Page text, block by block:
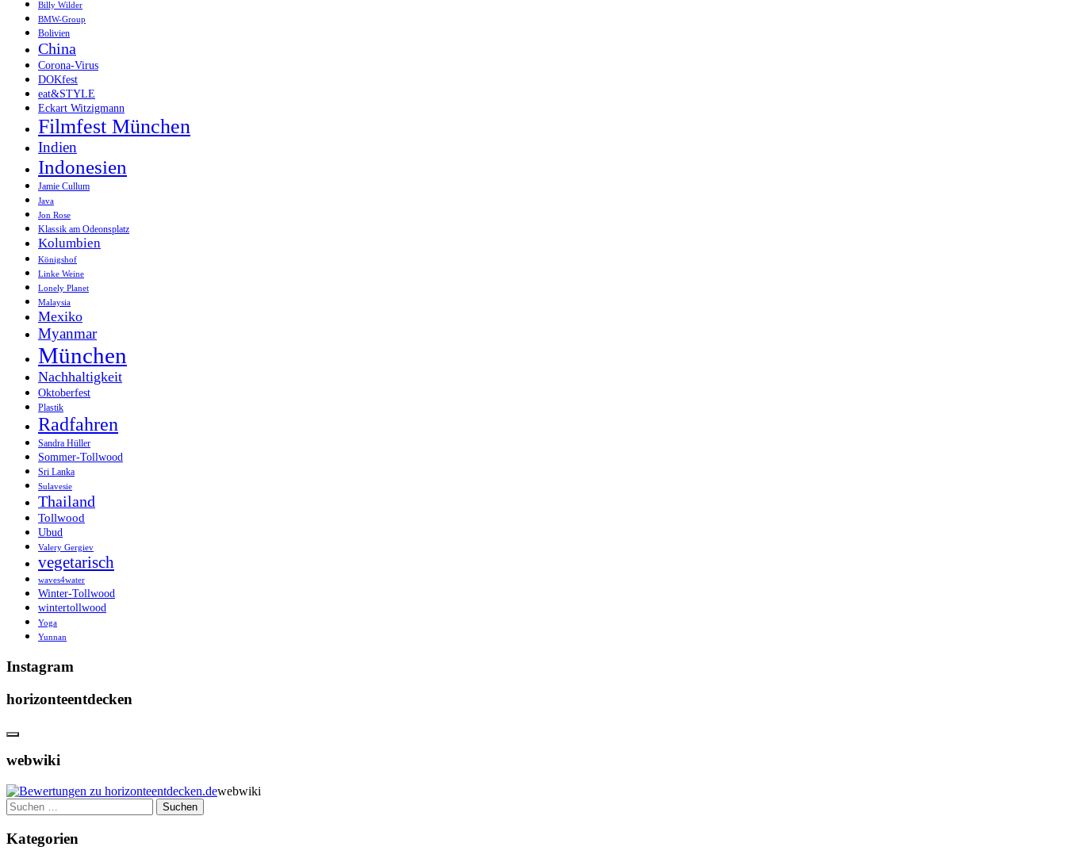
Billy Wilder
BMW-Group
Bolivien
China
Corona-Virus
DOKfest
eat&STYLE
Eckart Witzigmann
Filmfest München
Indien
Indonesien
Jamie Cullum
Java
Jon Rose
Klassik am Odeonsplatz
Kolumbien
Königshof
Linke Weine
Lonely Planet
Malaysia
Mexiko
Myanmar
München
Nachhaltigkeit
Oktoberfest
Plastik
Radfahren
Sandra Hüller
Sommer-Tollwood
Sri Lanka
Sulavesie
Thailand
Tollwood
Ubud
Valery Gergiev
vegetarisch
waves4water
Winter-Tollwood
wintertollwood
Yoga
Yunnan
Instagram
horizonteentdecken
webwiki
webwiki
Suchen
nach:
Kategorien